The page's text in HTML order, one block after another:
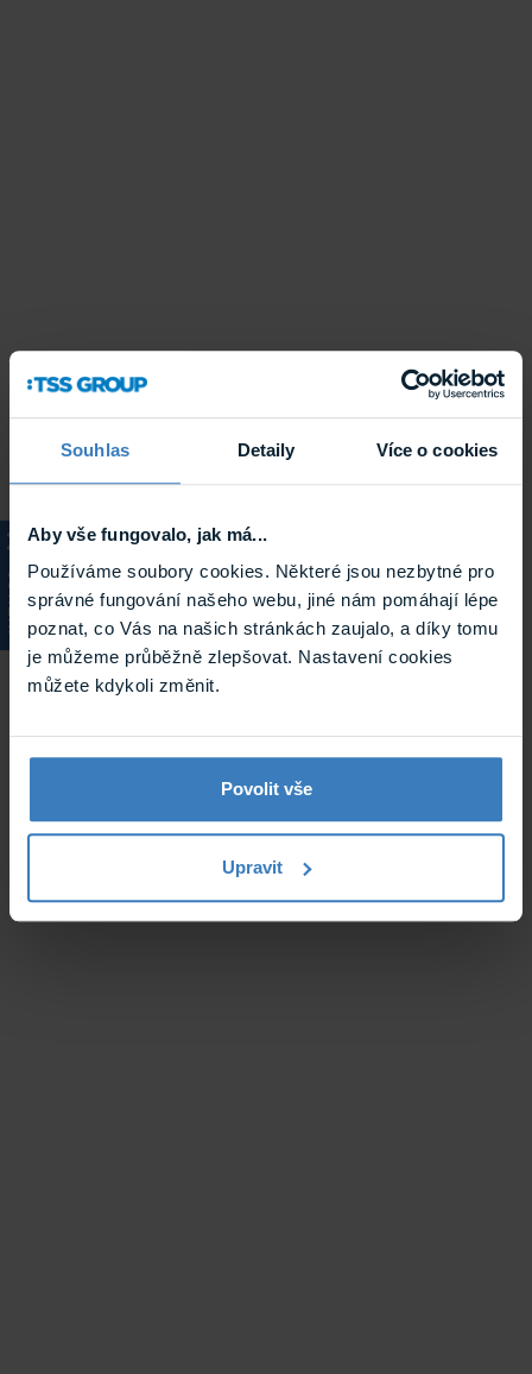
Souhlas Detaily Více o cookies
Aby vše fungovalo, jak má...
Používáme soubory cookies. Některé jsou nezbytné pro
správné fungování našeho webu, jiné nám pomáhají lépe
poznat, co Vás na našich stránkách zaujalo, a díky tomu
je můžeme průběžně zlepšovat. Nastavení cookies
můžete kdykoli změnit.
Povolit vše
Upravit
KATALOG